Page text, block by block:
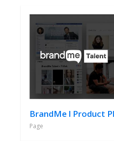
BrandMe l Product
Page